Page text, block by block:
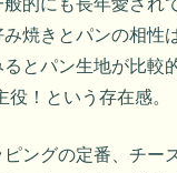
的にも長年愛され
焼きとパンの相性
とパン生地が比較
！という存在感。
ングの定番、チー